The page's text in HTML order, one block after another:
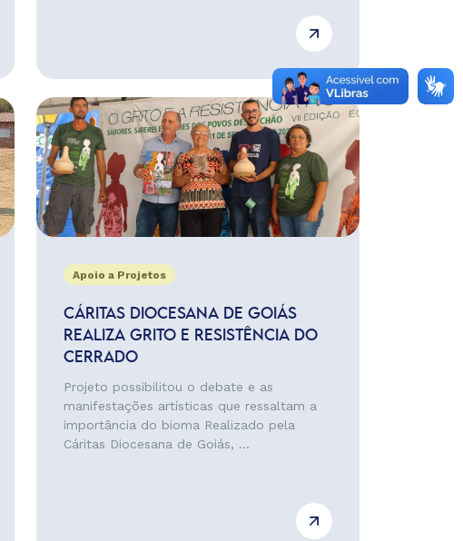
Apoio a Projetos
CÁRITAS DIOCESANA DE GOIÁS
REALIZA GRITO E RESISTÊNCIA DO
CERRADO
Projeto possibilitou o debate e as
manifestações artísticas que ressaltam a
importância do bioma Realizado pela
Cáritas Diocesana de Goiás, ...